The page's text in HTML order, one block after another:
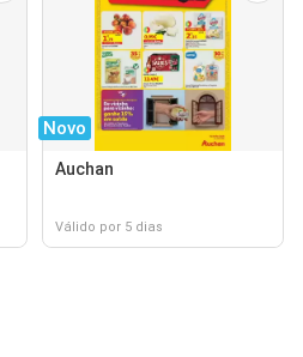
Novo
Auchan
Válido por 5 dias